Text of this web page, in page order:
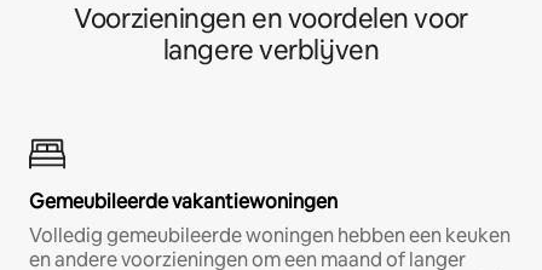
Voorzieningen en voordelen voor
langere verblijven
Gemeubileerde vakantiewoningen
Volledig gemeubileerde woningen hebben een keuken
en andere voorzieningen om een maand of langer